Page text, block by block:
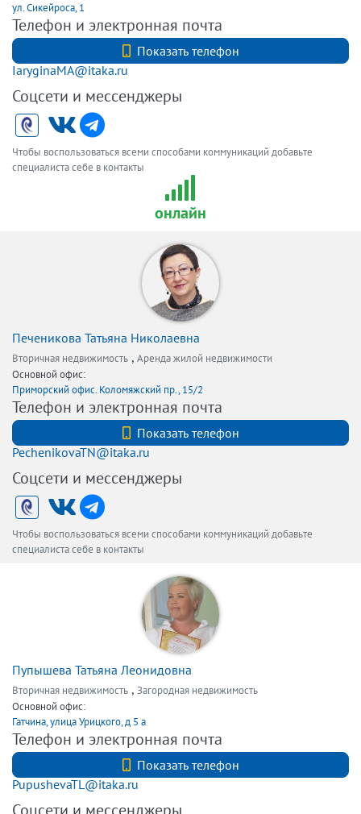
ул. Сикейроса, 1
Телефон и электронная почта
Показать телефон
IaryginaMA@itaka.ru
Соцсети и мессенджеры
Чтобы воспользоваться всеми способами коммуникаций добавьте
специалиста себе в контакты
онлайн
Печеникова Татьяна Николаевна
Вторичная недвижимость , Аренда жилой недвижимости
Основной офис:
Приморский офис. Коломяжский пр., 15/2
Телефон и электронная почта
Показать телефон
PechenikovaTN@itaka.ru
Соцсети и мессенджеры
Чтобы воспользоваться всеми способами коммуникаций добавьте
специалиста себе в контакты
Пупышева Татьяна Леонидовна
Вторичная недвижимость , Загородная недвижимость
Основной офис:
Гатчина, улица Урицкого, д 5 а
Телефон и электронная почта
Показать телефон
PupushevaTL@itaka.ru